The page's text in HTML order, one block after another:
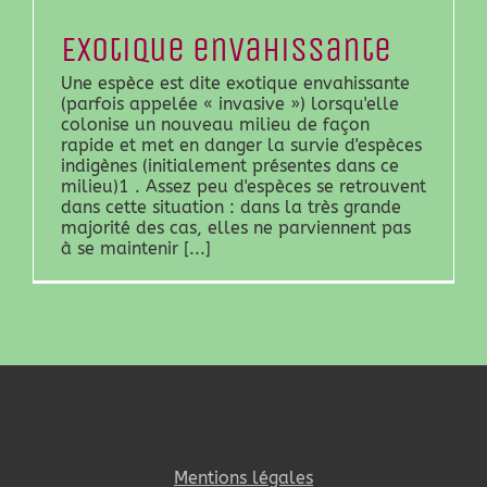
Exotique envahissante
Une espèce est dite exotique envahissante
(parfois appelée « invasive ») lorsqu'elle
colonise un nouveau milieu de façon
rapide et met en danger la survie d'espèces
indigènes (initialement présentes dans ce
milieu)1 . Assez peu d'espèces se retrouvent
dans cette situation : dans la très grande
majorité des cas, elles ne parviennent pas
à se maintenir [...]
Mentions légales